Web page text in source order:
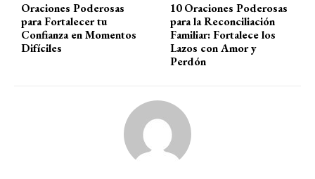
Oraciones Poderosas
para Fortalecer tu
Confianza en Momentos
Difíciles
10 Oraciones Poderosas
para la Reconciliación
Familiar: Fortalece los
Lazos con Amor y
Perdón